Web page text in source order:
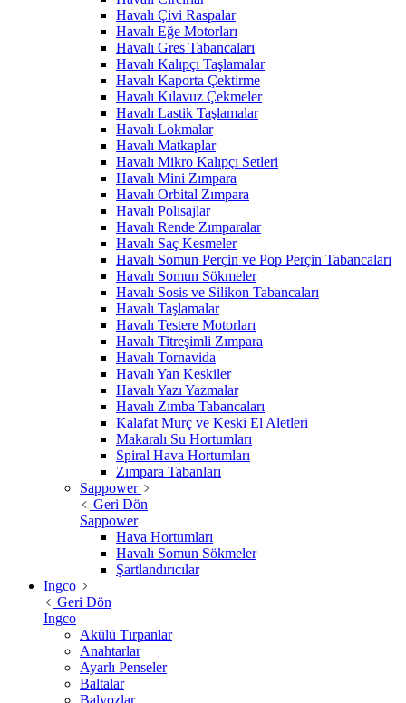
Havalı Çivi Raspalar
Havalı Eğe Motorları
Havalı Gres Tabancaları
Havalı Kalıpçı Taşlamalar
Havalı Kaporta Çektirme
Havalı Kılavuz Çekmeler
Havalı Lastik Taşlamalar
Havalı Lokmalar
Havalı Matkaplar
Havalı Mikro Kalıpçı Setleri
Havalı Mini Zımpara
Havalı Orbital Zımpara
Havalı Polisajlar
Havalı Rende Zımparalar
Havalı Saç Kesmeler
Havalı Somun Perçin ve Pop Perçin Tabancaları
Havalı Somun Sökmeler
Havalı Sosis ve Silikon Tabancaları
Havalı Taşlamalar
Havalı Testere Motorları
Havalı Titreşimli Zımpara
Havalı Tornavida
Havalı Yan Keskiler
Havalı Yazı Yazmalar
Havalı Zımba Tabancaları
Kalafat Murç ve Keski El Aletleri
Makaralı Su Hortumları
Spiral Hava Hortumları
Zımpara Tabanları
Sappower
Geri Dön
Sappower
Hava Hortumları
Havalı Somun Sökmeler
Şartlandırıcılar
Ingco
Geri Dön
Ingco
Akülü Tırpanlar
Anahtarlar
Ayarlı Penseler
Baltalar
Balyozlar